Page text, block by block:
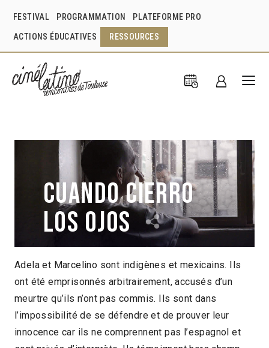
FESTIVAL PROGRAMMATION PLATEFORME PRO
ACTIONS ÉDUCATIVES RESSOURCES
Cuando cierro
los ojos
Sergio Blanco, Michelle Ibaven
Mexique
1h03
2019 > Compétition Documentaire
Adela et Marcelino sont indigènes et mexicains. Ils
ont été emprisonnés arbitrairement, accusés d’un
meurtre qu’ils n’ont pas commis. Ils sont dans
l’impossibilité de se défendre et de prouver leur
innocence car ils ne comprennent pas l’espagnol et